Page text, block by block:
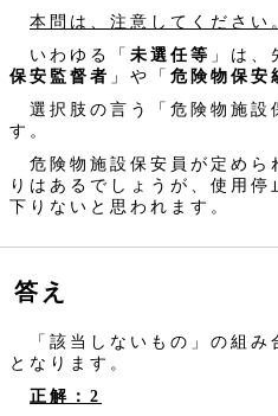
本問は、注意してください
いわゆる「 未選任等 」は、
保安監督者 」や「 危険物保安
選択肢の言う「危険物施設
す。
危険物施設保安員が定めら
りはあるでしょうが、使用
下りないと思われます。
答え
「該当しないもの」の組み
となります。
正解：2